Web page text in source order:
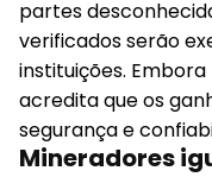
partes
verificados serão
instituições.
acredita que os
segurança e
Mineradores